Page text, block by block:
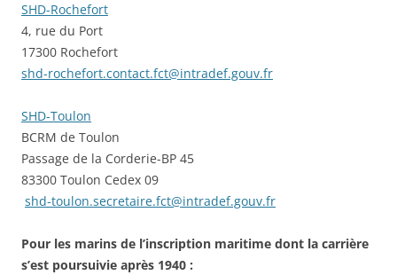
SHD-Rochefort
4, rue du Port
17300 Rochefort
shd-rochefort.contact.fct@intradef.gouv.fr
SHD-Toulon
BCRM de Toulon
Passage de la Corderie-BP 45
83300 Toulon Cedex 09
shd-toulon.secretaire.fct@intradef.gouv.fr
Pour les marins de l’inscription maritime dont la carrière
s’est poursuivie après 1940 :